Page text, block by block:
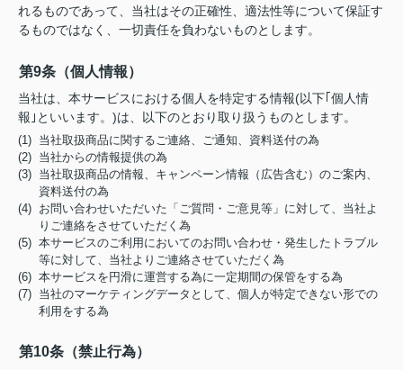
れるものであって、当社はその正確性、適法性等について保証す
るものではなく、一切責任を負わないものとします。
第9条（個人情報）
当社は、本サービスにおける個人を特定する情報(以下｢個人情
報｣といいます。)は、以下のとおり取り扱うものとします。
(1) 当社取扱商品に関するご連絡、ご通知、資料送付の為
(2) 当社からの情報提供の為
(3) 当社取扱商品の情報、キャンペーン情報（広告含む）のご案内、
資料送付の為
(4) お問い合わせいただいた「ご質問・ご意見等」に対して、当社よ
りご連絡をさせていただく為
(5) 本サービスのご利用においてのお問い合わせ・発生したトラブル
等に対して、当社よりご連絡させていただく為
(6) 本サービスを円滑に運営する為に一定期間の保管をする為
(7) 当社のマーケティングデータとして、個人が特定できない形での
利用をする為
第10条（禁止行為）